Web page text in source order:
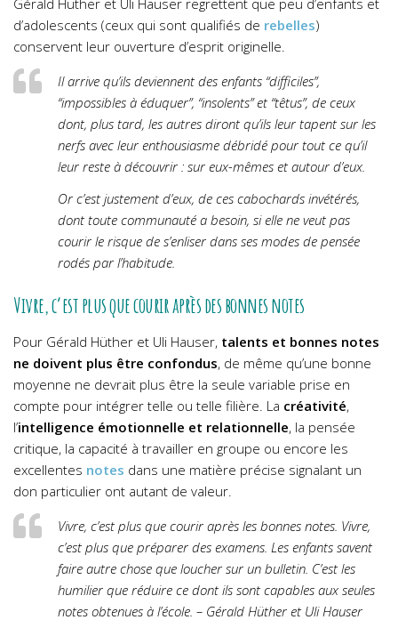
Gérald Hüther et Uli Hauser regrettent que peu d’enfants et
d’adolescents (ceux qui sont qualifiés de rebelles)
conservent leur ouverture d’esprit originelle.
Il arrive qu’ils deviennent des enfants “difficiles”,
“impossibles à éduquer”, “insolents” et “têtus”, de ceux
dont, plus tard, les autres diront qu’ils leur tapent sur les
nerfs avec leur enthousiasme débridé pour tout ce qu’il
leur reste à découvrir : sur eux-mêmes et autour d’eux.
Or c’est justement d’eux, de ces cabochards invétérés,
dont toute communauté a besoin, si elle ne veut pas
courir le risque de s’enliser dans ses modes de pensée
rodés par l’habitude.
Vivre, c’est plus que courir après des bonnes notes
Pour Gérald Hüther et Uli Hauser, talents et bonnes notes
ne doivent plus être confondus, de même qu’une bonne
moyenne ne devrait plus être la seule variable prise en
compte pour intégrer telle ou telle filière. La créativité,
l’intelligence émotionnelle et relationnelle, la pensée
critique, la capacité à travailler en groupe ou encore les
excellentes notes dans une matière précise signalant un
don particulier ont autant de valeur.
Vivre, c’est plus que courir après les bonnes notes. Vivre,
c’est plus que préparer des examens. Les enfants savent
faire autre chose que loucher sur un bulletin. C’est les
humilier que réduire ce dont ils sont capables aux seules
notes obtenues à l’école. – Gérald Hüther et Uli Hauser